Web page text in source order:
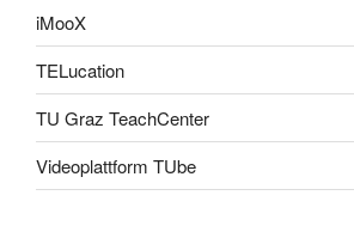
iMooX
TELucation
TU Graz TeachCenter
Videoplattform TUbe